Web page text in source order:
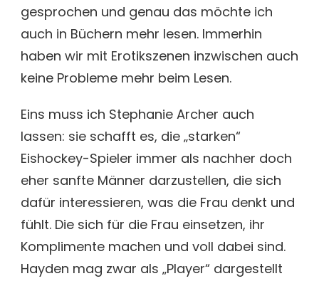
gesprochen und genau das möchte ich
auch in Büchern mehr lesen. Immerhin
haben wir mit Erotikszenen inzwischen auch
keine Probleme mehr beim Lesen.
Eins muss ich Stephanie Archer auch
lassen: sie schafft es, die „starken“
Eishockey-Spieler immer als nachher doch
eher sanfte Männer darzustellen, die sich
dafür interessieren, was die Frau denkt und
fühlt. Die sich für die Frau einsetzen, ihr
Komplimente machen und voll dabei sind.
Hayden mag zwar als „Player“ dargestellt